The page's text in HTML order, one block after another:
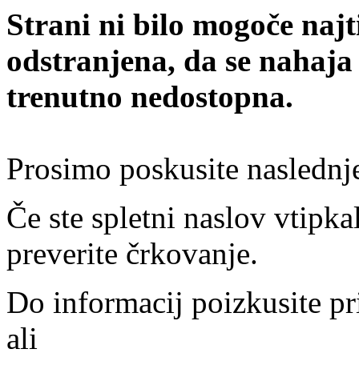
Strani ni bilo mogoče
odstranjena, da se
trenutno nedostopna.
Prosimo poskusite
Če ste spletni naslov
preverite črkovanje.
Do informacij poizkusite
ali